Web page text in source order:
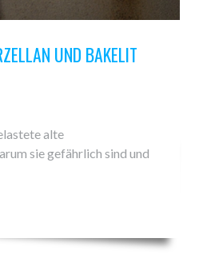
UND BAKELIT
alte
sie gefährlich sind und